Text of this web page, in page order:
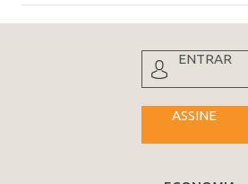
ENTRAR
ASSINE